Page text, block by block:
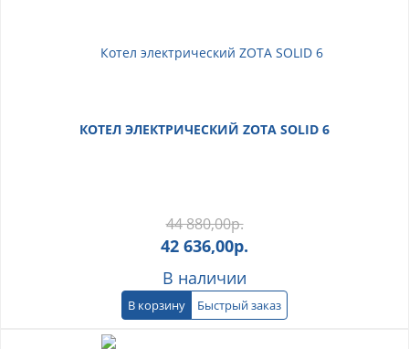
КОТЕЛ ЭЛЕКТРИЧЕСКИЙ ZOTA SOLID 6
44 880,00р.
42 636,00р.
В наличии
В корзину Быстрый заказ